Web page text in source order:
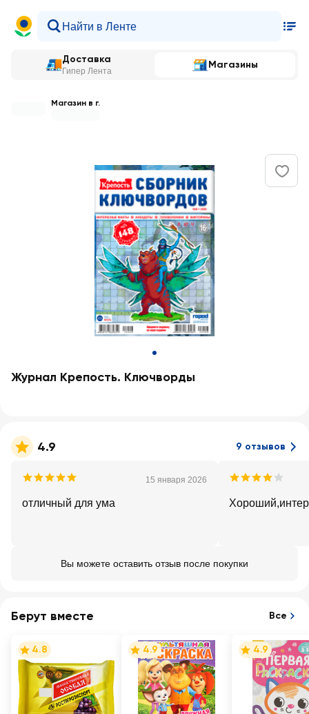
Доставка
Гипер Лента
Магазины
Магазин в г.
Журнал Крепость. Ключворды
4.9 9 отзывов
15 января 2026
отличный для ума
Вы можете оставить отзыв после покупки
Берут вместе Все
4.8 4.9 4.9